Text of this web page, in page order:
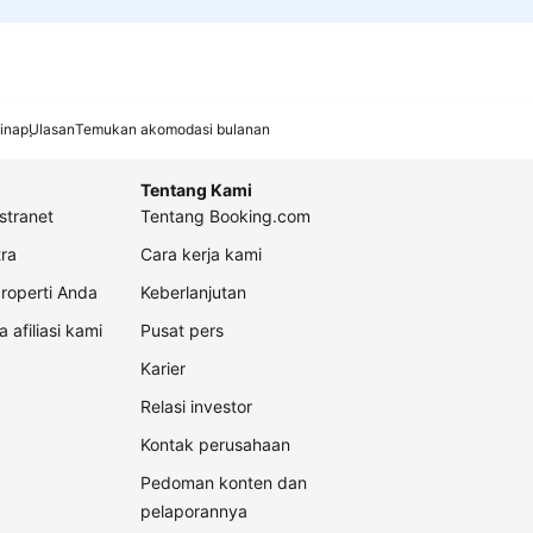
UlasanTemukan akomodasi bulanan
Anda
afiliasi kami
Tentang Kami
Tentang Booking.com
Cara kerja kami
Keberlanjutan
Pusat pers
Karier
Relasi investor
Kontak perusahaan
Pedoman konten dan
pelaporannya